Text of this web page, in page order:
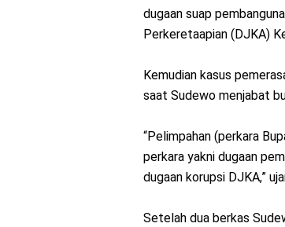
dugaan suap
Perkeretaapian (DJKA)
Kemudian kasus
saat Sudewo menjabat
“Pelimpahan (perkara
perkara yakni dugaan
dugaan korupsi DJKA,”
Setelah dua berkas